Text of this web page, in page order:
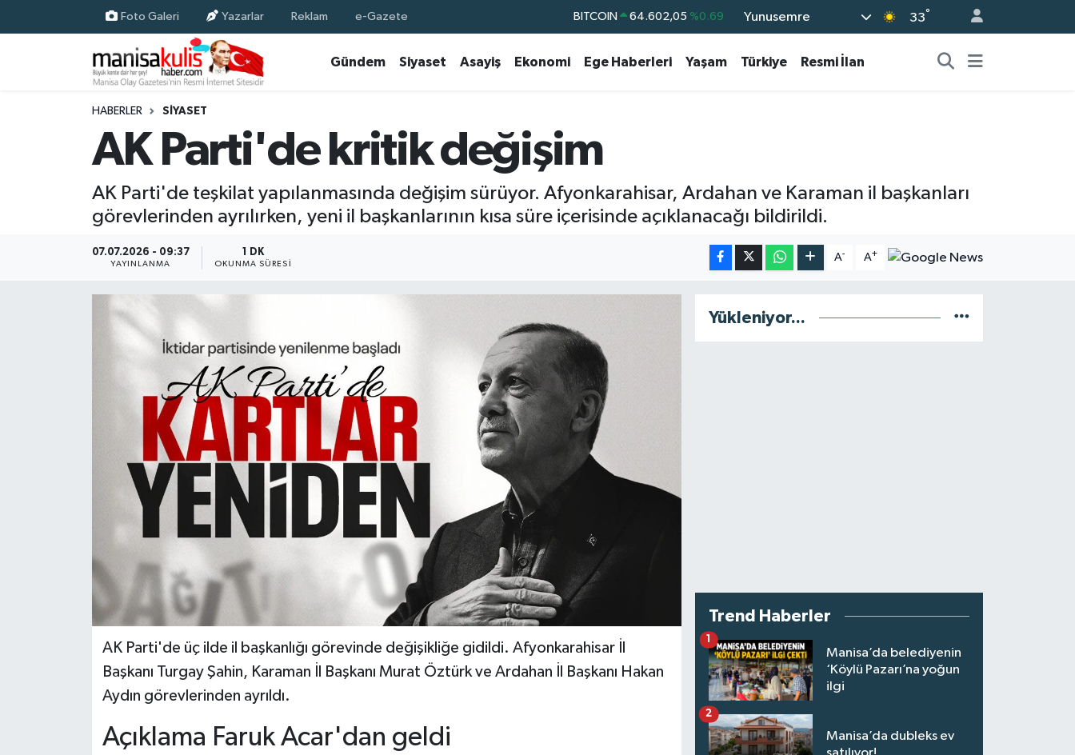
Foto Galeri Yazarlar Reklam e-Gazete BITCOIN 64.602,05 %0.69 Yunusemre 33°
Gündem Siyaset Asayiş Ekonomi Ege Haberleri Yaşam Türkiye Resmi İlan
HABERLER SIYASET
AK Parti'de kritik değişim
AK Parti'de teşkilat yapılanmasında değişim sürüyor. Afyonkarahisar, Ardahan ve Karaman il başkanları
görevlerinden ayrılırken, yeni il başkanlarının kısa süre içerisinde açıklanacağı bildirildi.
07.07.2026 - 09:37
YAYINLANMA
1 DK
OKUNMA SÜRESI
A- A+
AK Parti'de üç ilde il başkanlığı görevinde değişikliğe gidildi. Afyonkarahisar İl
Başkanı Turgay Şahin, Karaman İl Başkanı Murat Öztürk ve Ardahan İl Başkanı Hakan
Aydın görevlerinden ayrıldı.
Açıklama Faruk Acar'dan geldi
Yükleniyor...
Trend Haberler
Manisa’da belediyenin
‘Köylü Pazarı’na yoğun
ilgi
1
Manisa’da dubleks ev
2
Ekonomi
Gündem
Yunusemre Nöbetçi Eczaneler
Yunusemre Trafik Yoğunluk Haritası
Süper Lig Puan Durumu ve Fikstür
Tüm Manşetler
Son Dakika Haberleri